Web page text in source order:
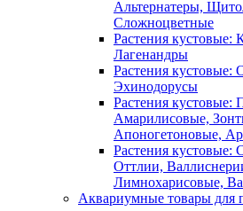
Альтернатеры,
Сложноцветные
Растения кустовые:
Лагенандры
Растения кустовые:
Эхинодорусы
Растения кустовые:
Амарилисовые,
Апоногетоновые,
Растения кустовые:
Оттлии,
Лимнохарисовые,
Аквариумные товары для